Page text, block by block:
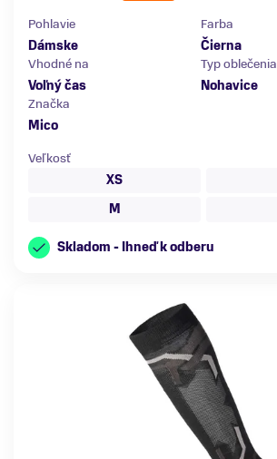
Pohlavie
Dámske
Farba
Čierna
Vhodné na
Voľný čas
Typ oblečenia
Nohavice
Značka
Mico
Veľkosť
XS
M
Skladom - Ihneď k odberu